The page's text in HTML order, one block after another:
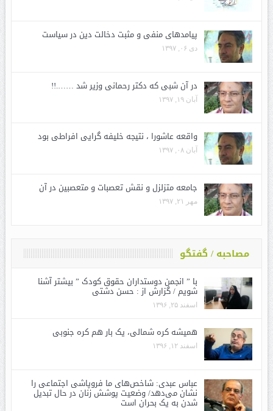
پیامدهای منفی و مثبت دخالت دین در سیاست
دی ۰۶, ۱۳۹۷
در آن شبی که دکتر رحمانی وزیر شد …….!!
آبان ۱۹, ۱۳۹۷
واقعه عاشورا ، نتیجه خلیفه گرایی افراطی بود
آبان ۰۸, ۱۳۹۷
جامعه متزلزل و نقش تعصبات و متعصبین در آن
مهر ۲۱, ۱۳۹۷
مصاحبه / گفتگو
با ” انجمن دوستداران حقوق کودک ” بیشتر آشنا
شویم / گزارش از : حسن دشتی
اسفند ۲۵, ۱۳۹۶
همیشه کره شمالی، یک بار هم کره جنوبی
اسفند ۱۲, ۱۳۹۶
عباس عبدی: شاخص‌های ما فروپاشی اجتماعی را
نشان می‌دهد/ وضعیت پوشش زنان در حال تبدیل
شدن به یک بحران است